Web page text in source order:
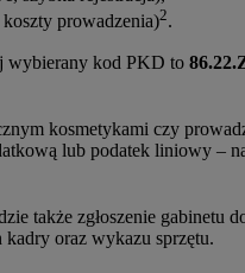
koszty prowadzenia)2.
wybierany kod PKD to
kosmetykami czy
lub podatek liniowy –
także zgłoszenie gabinetu
kadry oraz wykazu sprzętu.